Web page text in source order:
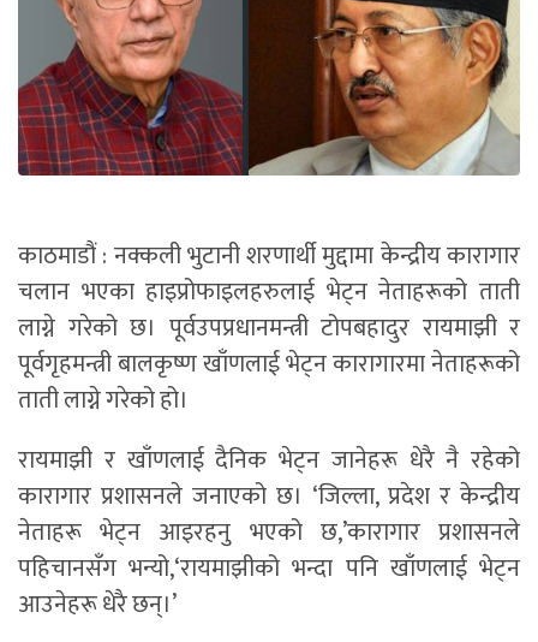
काठमाडौं : नक्कली भुटानी शरणार्थी मुद्दामा केन्द्रीय कारागार
चलान भएका हाइप्रोफाइलहरुलाई भेट्न नेताहरूको ताती
लाग्ने गरेको छ। पूर्वउपप्रधानमन्त्री टोपबहादुर रायमाझी र
पूर्वगृहमन्त्री बालकृष्ण खाँणलाई भेट्न कारागारमा नेताहरूको
ताती लाग्ने गरेको हो।
रायमाझी र खाँणलाई दैनिक भेट्न जानेहरू धेरै नै रहेको
कारागार प्रशासनले जनाएको छ। ‘जिल्ला, प्रदेश र केन्द्रीय
नेताहरू भेट्न आइरहनु भएको छ,’कारागार प्रशासनले
पहिचानसँग भन्यो,‘रायमाझीको भन्दा पनि खाँणलाई भेट्न
आउनेहरू धेरै छन्।’